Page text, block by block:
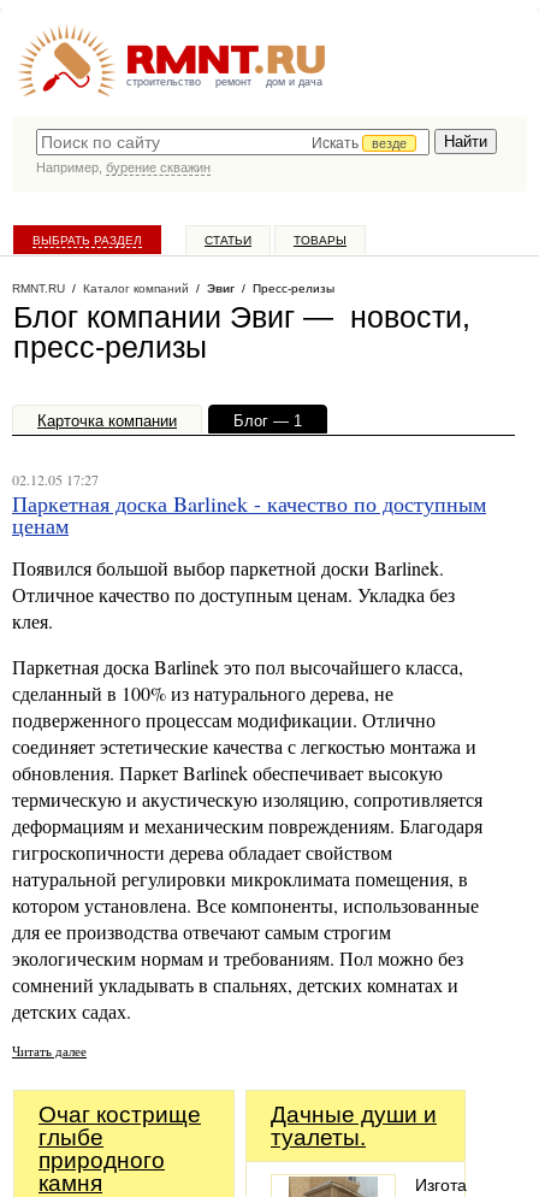
строительство ремонт дом и дача
Искать
везде
Например, бурение скважин
ВЫБРАТЬ РАЗДЕЛ СТАТЬИ ТОВАРЫ
RMNT.RU / Каталог компаний / Эвиг / Пресс-релизы
Блог компании Эвиг — новости,
пресс-релизы
Карточка компании
Блог — 1
02.12.05 17:27
Паркетная доска Barlinek - качество по доступным
ценам
Появился большой выбор паркетной доски Barlinek.
Отличное качество по доступным ценам. Укладка без
клея.
Паркетная доска Barlinek это пол высочайшего класса,
сделанный в 100% из натурального дерева, не
подверженного процессам модификации. Отлично
соединяет эстетические качества с легкостью монтажа и
обновления. Паркет Barlinek обеспечивает высокую
термическую и акустическую изоляцию, сопротивляется
деформациям и механическим повреждениям. Благодаря
гигроскопичности дерева обладает свойством
натуральной регулировки микроклимата помещения, в
котором установлена. Все компоненты, использованные
для ее производства отвечают самым строгим
экологическим нормам и требованиям. Пол можно без
сомнений укладывать в спальнях, детских комнатах и
детских садах.
Читать далее
Очаг кострище
глыбе
природного
камня
Дачные души и
туалеты.
Изготавливаем